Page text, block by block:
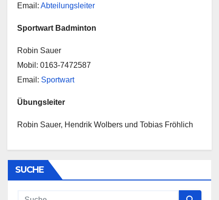
Email: Abteilungsleiter
Sportwart Badminton
Robin Sauer
Mobil: 0163-7472587
Email: Sportwart
Übungsleiter
Robin Sauer, Hendrik Wolbers und Tobias Fröhlich
SUCHE